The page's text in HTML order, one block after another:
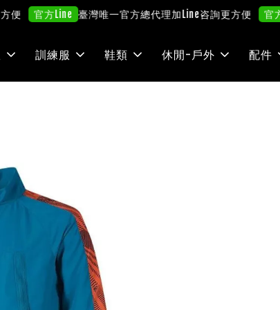
官方Line 臺灣唯一官方總代理加Line咨詢更方便 官方Line
訓練服 鞋類 休閒-戶外 配件